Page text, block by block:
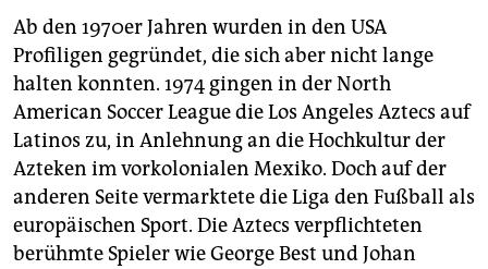
Ab den 1970er Jahren wurden in den USA
Profiligen gegründet, die sich aber nicht lange
halten konnten. 1974 gingen in der North
American Soccer League die Los Angeles Aztecs auf
Latinos zu, in Anlehnung an die Hochkultur der
Azteken im vorkolonialen Mexiko. Doch auf der
anderen Seite vermarktete die Liga den Fußball als
europäischen Sport. Die Aztecs verpflichteten
berühmte Spieler wie George Best und Johan